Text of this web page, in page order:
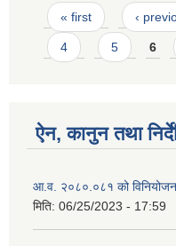
Pages
« first ‹
4 5 6
ऐन, कानुन तथा
आ.व. २०८०.०८१ को
मिति: 06/25/2023 - 17:59